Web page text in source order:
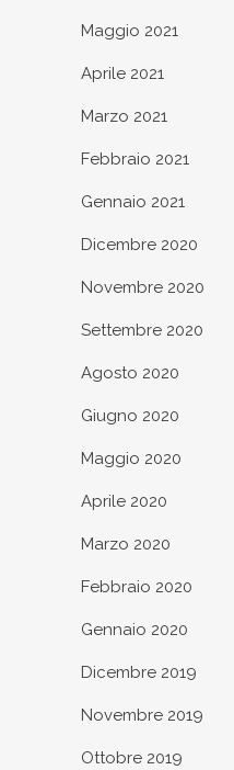
Maggio 2021
Aprile 2021
Marzo 2021
Febbraio 2021
Gennaio 2021
Dicembre 2020
Novembre 2020
Settembre 2020
Agosto 2020
Giugno 2020
Maggio 2020
Aprile 2020
Marzo 2020
Febbraio 2020
Gennaio 2020
Dicembre 2019
Novembre 2019
Ottobre 2019